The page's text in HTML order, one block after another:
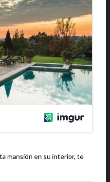
mansión en su interior, te